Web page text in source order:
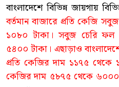
বাংলাদেশে বিভিন্ন জায়গায়
বর্তমান বাজারে প্রতি কেজি
১০৮০ টাকা। সবুজ চেরি
৫৪০০ টাকা। এছাড়াও
প্রতি কেজির দাম ১১৭৫
কেজির দাম ৫৮৭৫ থেকে ৬০০০